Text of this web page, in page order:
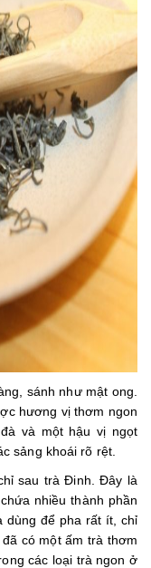
sánh như mật ong.
hương vị thơm ngon
và một hậu vị ngọt
sảng khoái rõ rệt.
sau trà Đinh. Đây là
nhiều thành phần
dùng để pha rất ít, chỉ
có một ấm trà thơm
các loại trà ngon ở